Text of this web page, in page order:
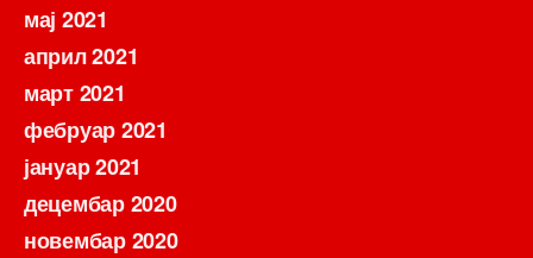
мај 2021
април 2021
март 2021
фебруар 2021
јануар 2021
децембар 2020
новембар 2020